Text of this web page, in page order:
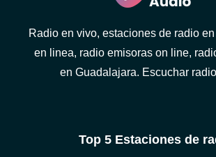
Radio en vivo, estaciones de radio
en linea, radio emisoras on line,
en Guadalajara. Escuchar
Top 5 Estaciones de